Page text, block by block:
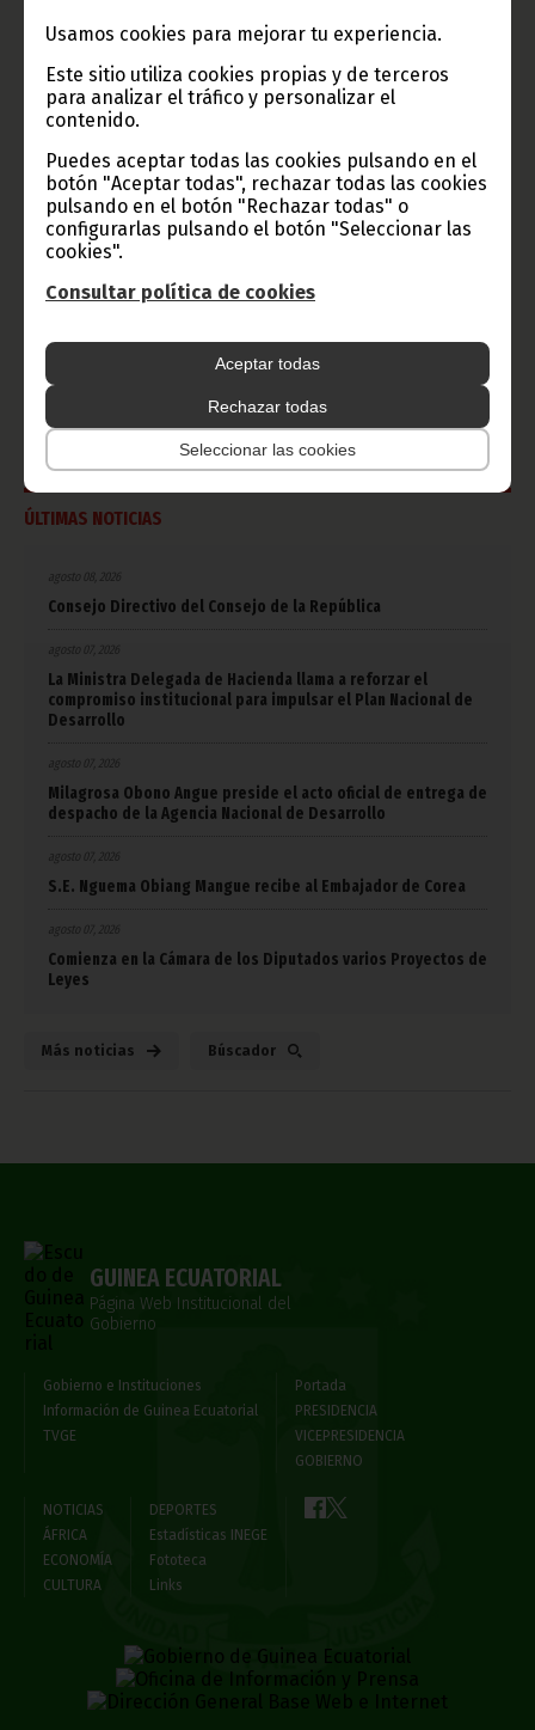
Usamos cookies para mejorar tu experiencia.
Este sitio utiliza cookies propias y de terceros
para analizar el tráfico y personalizar el
contenido.
Puedes aceptar todas las cookies pulsando en el
botón "Aceptar todas", rechazar todas las cookies
pulsando en el botón "Rechazar todas" o
configurarlas pulsando el botón "Seleccionar las
cookies".
Consultar política de cookies
Aceptar todas
Rechazar todas
Seleccionar las cookies
Radio Nacional de Guinea
Ecuatorial
Haz click aquí para escuchar ahora
CATEGORÍAS
Noticias Gobierno
Presidencia
50 Aniversario Independencia
Bielorrusia
Consejo de la república CAN 2025 Defensor del pueblo
ÚLTIMAS NOTICIAS
agosto 08, 2026
Consejo Directivo del Consejo de la República
agosto 07, 2026
La Ministra Delegada de Hacienda llama a reforzar el
compromiso institucional para impulsar el Plan Nacional de
Desarrollo
agosto 07, 2026
Milagrosa Obono Angue preside el acto oficial de entrega de
despacho de la Agencia Nacional de Desarrollo
agosto 07, 2026
S.E. Nguema Obiang Mangue recibe al Embajador de Corea
agosto 07, 2026
Comienza en la Cámara de los Diputados varios Proyectos de
Leyes
Más noticias Búscador
GUINEA ECUATORIAL
Página Web Institucional del
Gobierno
Gobierno e Instituciones
Información de Guinea Ecuatorial
TVGE
Portada
PRESIDENCIA
VICEPRESIDENCIA
GOBIERNO
NOTICIAS
ÁFRICA
ECONOMÍA
CULTURA
DEPORTES
Estadísticas INEGE
Fototeca
Links